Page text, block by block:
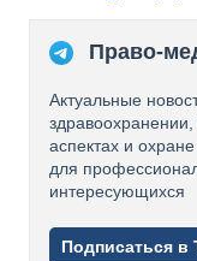
Право-
Актуальные
аспектах и
для
интересующихся
Подписаться в